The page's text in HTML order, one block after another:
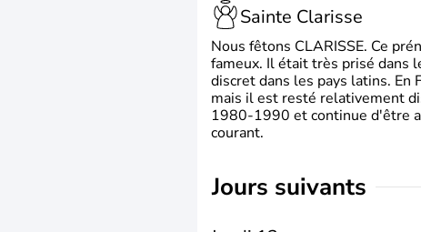
Sainte Clarisse
Nous fêtons CLARISSE. Ce
fameux. Il était très prisé dans
discret dans les pays latins. En
mais il est resté relativement
1980-1990 et continue d'être
courant.
jours suivants